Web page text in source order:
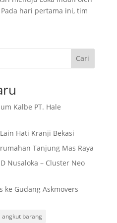
hari pertama ini, tim
Cari
Kalbe PT. Hale
Hati Kranji Bekasi
Tanjung Mas Raya
Nusaloka – Cluster Neo
ke Gudang Askmovers
angkut barang